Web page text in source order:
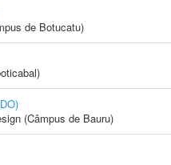
de Botucatu)
(Câmpus de Bauru)